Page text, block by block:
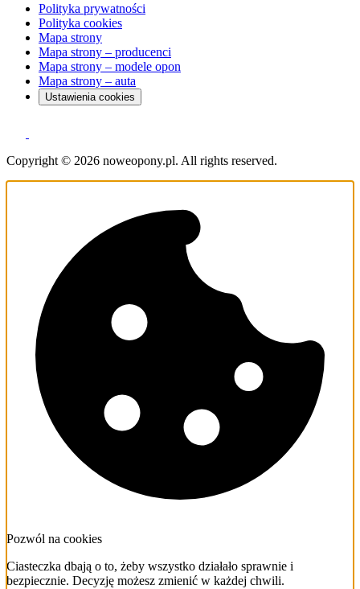
Polityka prywatności
Polityka cookies
Mapa strony
Mapa strony – producenci
Mapa strony – modele opon
Mapa strony – auta
Ustawienia cookies
Copyright © 2026 noweopony.pl. All rights reserved.
Pozwól na cookies
Ciasteczka dbają o to, żeby wszystko działało sprawnie i
bezpiecznie. Decyzję możesz zmienić w każdej chwili.